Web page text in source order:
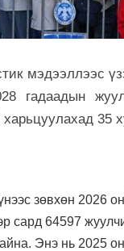
мэдээллээс
гадаадын
харьцуулахад 35
зөвхөн 2026
сард 64597
Энэ нь 2025